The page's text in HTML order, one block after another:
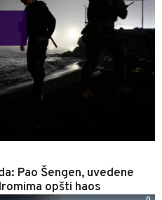
Pao Šengen, uvedene
opšti haos